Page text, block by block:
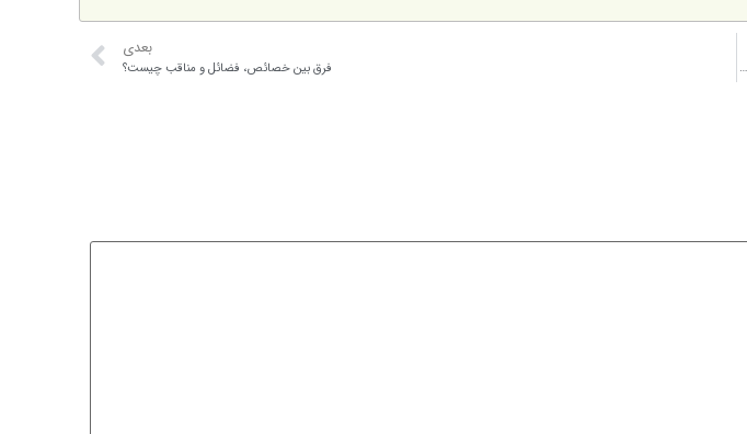
معنای تمحیص درمبنای امامیه -این عبارت چه دورانی را شامل میشود؟ -اهمیت این موضوع در فهمیدن روایات چقدر است؟ (با بیان نمونه)
بعدی
فرق بین خصائص، فضائل و مناقب چیست؟